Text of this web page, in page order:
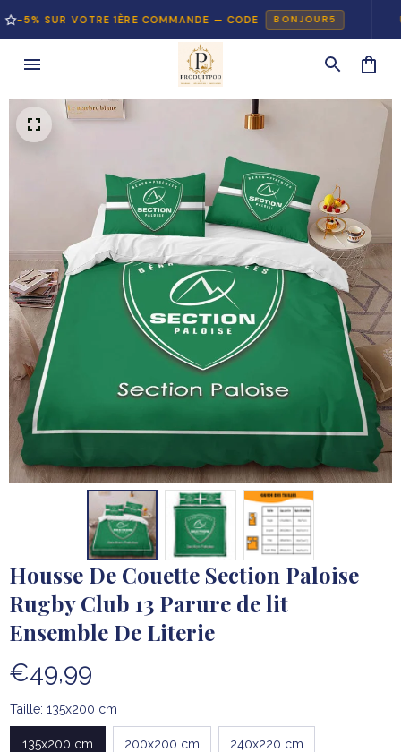
VOTRE 1ÈRE COMMANDE — CODE BONJOUR5
Housse De Couette Section Paloise
Rugby Club 13 Parure de lit
Ensemble De Literie
€49,99
Taille: 135x200 cm
135x200 cm 200x200 cm 240x220 cm